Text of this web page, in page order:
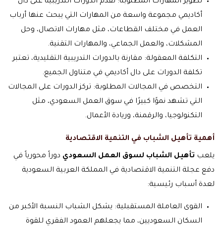
أكاديمي مجموعة واسعة من المهارات التي يبحث عنها أرباب
العمل في مختلف القطاعات، مثل مهارات الاتصال، وحل
المشكلات، والعمل الجماعي، والمهارات التقنية.
التكلفة المعقولة: مقارنة بالدورات التدريبية التقليدية، تعتبر
تكلفة الدورات على دال أكاديمي في متناول الجميع.
التخصص في المجالات المطلوبة: تركز الدورات على المجالات
التي تشهد نموًا كبيرًا في سوق العمل السعودي، مثل
التكنولوجيا، والرقمنة، وريادة الأعمال.
أهمية تأهيل الشباب في التنمية الاقتصادية
يلعب تأهيل الشباب لسوق العمل السعودي دوراً محورياً في
دفع عجلة التنمية الاقتصادية في المملكة العربية السعودية
لعدة أسباب رئيسية:
القوى العاملة المستقبلية: يشكل الشباب النسبة الأكبر من
السكان السعوديين، مما يجعلهم العمود الفقري للقوة